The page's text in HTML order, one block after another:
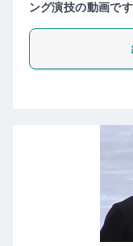
ング演技の動画です